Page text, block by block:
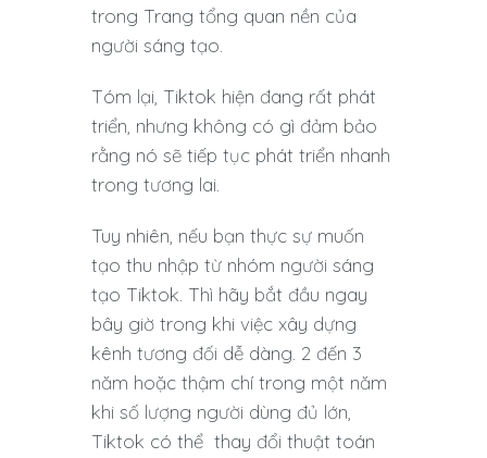
trong Trang tổng quan nền của
người sáng tạo.
Tóm lại, Tiktok hiện đang rất phát
triển, nhưng không có gì đảm bảo
rằng nó sẽ tiếp tục phát triển nhanh
trong tương lai.
Tuy nhiên, nếu bạn thực sự muốn
tạo thu nhập từ nhóm người sáng
tạo Tiktok. Thì hãy bắt đầu ngay
bây giờ trong khi việc xây dựng
kênh tương đối dễ dàng. 2 đến 3
năm hoặc thậm chí trong một năm
khi số lượng người dùng đủ lớn,
Tiktok có thể thay đổi thuật toán